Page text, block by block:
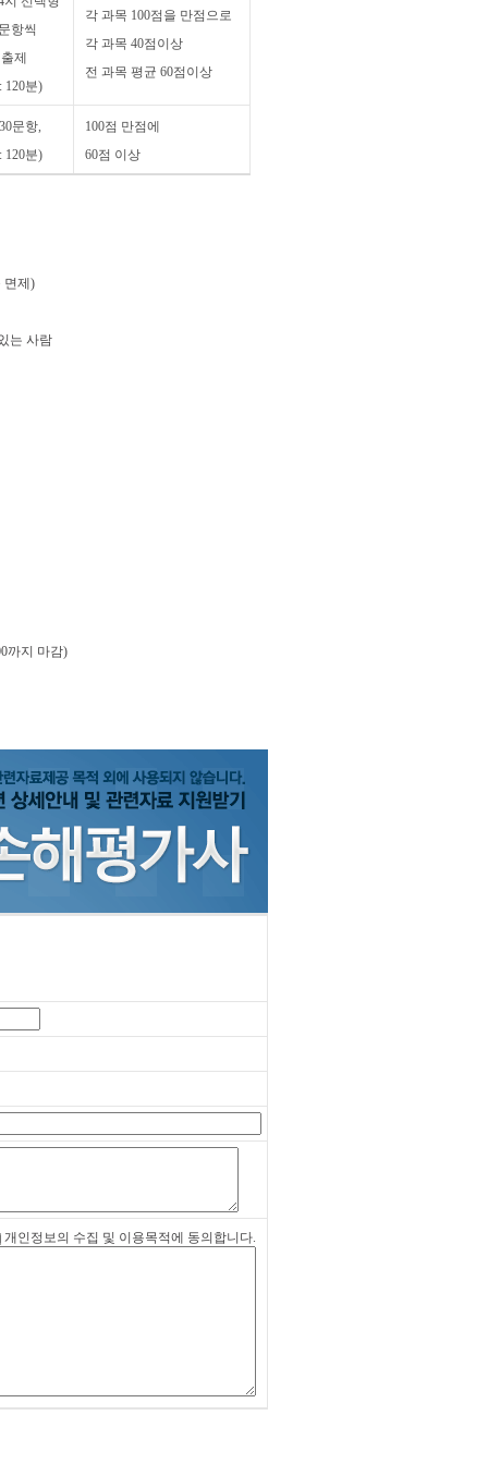
항씩
제
120분)
각 과목 100점을 만점으로
각 과목 40점이상
전 과목 평균 60점이상
문항,
120분)
100점 만점에
60점 이상
면제)
는 사람
까지 마감)
개인정보의 수집 및 이용목적에 동의합니다.